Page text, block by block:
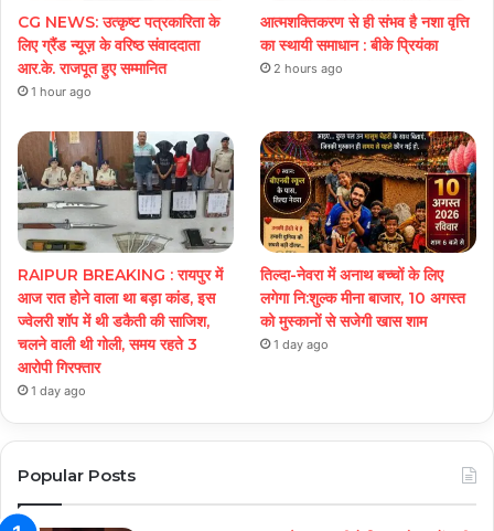
CG NEWS: उत्कृष्ट पत्रकारिता के
लिए ग्रैंड न्यूज़ के वरिष्ठ संवाददाता
आर.के. राजपूत हुए सम्मानित
1 hour ago
आत्मशक्तिकरण से ही संभव है नशा वृत्ति
का स्थायी समाधान : बीके प्रियंका
2 hours ago
RAIPUR BREAKING : रायपुर में
आज रात होने वाला था बड़ा कांड, इस
ज्वेलरी शॉप में थी डकैती की साजिश,
चलने वाली थी गोली, समय रहते 3
आरोपी गिरफ्तार
1 day ago
तिल्दा-नेवरा में अनाथ बच्चों के लिए
लगेगा नि:शुल्क मीना बाजार, 10 अगस्त
को मुस्कानों से सजेगी खास शाम
1 day ago
Popular Posts